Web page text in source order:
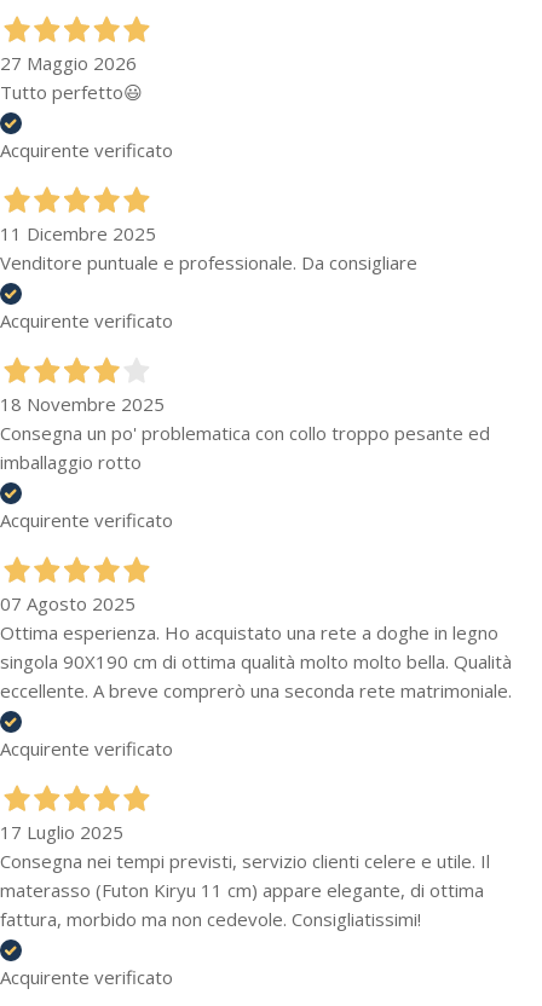
27 Maggio 2026
Tutto perfetto😃
Acquirente verificato
11 Dicembre 2025
Venditore puntuale e professionale. Da consigliare
Acquirente verificato
18 Novembre 2025
Consegna un po' problematica con collo troppo pesante ed
imballaggio rotto
Acquirente verificato
07 Agosto 2025
Ottima esperienza. Ho acquistato una rete a doghe in legno
singola 90X190 cm di ottima qualità molto molto bella. Qualità
eccellente. A breve comprerò una seconda rete matrimoniale.
Acquirente verificato
17 Luglio 2025
Consegna nei tempi previsti, servizio clienti celere e utile. Il
materasso (Futon Kiryu 11 cm) appare elegante, di ottima
fattura, morbido ma non cedevole. Consigliatissimi!
Acquirente verificato